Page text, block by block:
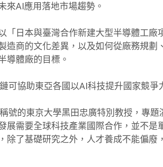
來AI應用落地市場趨勢。
「日本與臺灣合作新建大型半導體工廠
造商的文化差異，以及如何從廠務規劃
導體廠的目標。
可協助東亞各國以AI科技提升國家競爭
號的東京大學黑田忠廣特別教授，專題
展需要全球科技產業國際合作，並不是
除了基礎研究之外，人才養成不能偏廢